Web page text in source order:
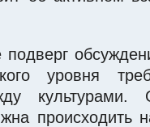
подверг
уровня
происходить